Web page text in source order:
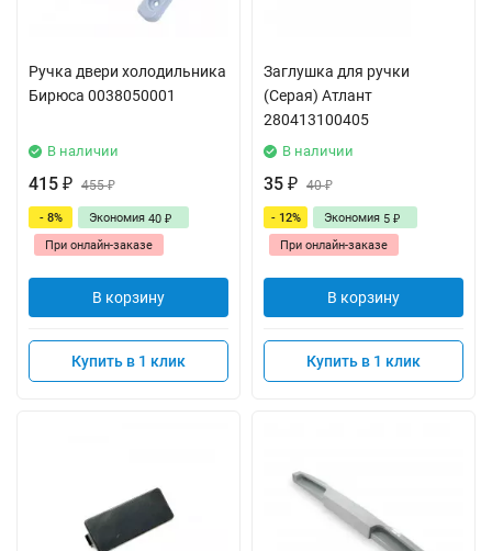
Ручка двери холодильника
Бирюса 0038050001
В наличии
415 ₽ 455₽
- 8% Экономия 40 ₽
При онлайн-заказе
В корзину
Купить в 1 клик
Заглушка для ручки
(Серая) Атлант
280413100405
В наличии
35 ₽ 40₽
- 12% Экономия 5 ₽
При онлайн-заказе
В корзину
Купить в 1 клик